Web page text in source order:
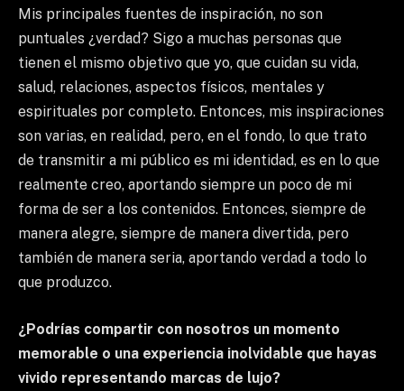
Mis principales fuentes de inspiración, no son
puntuales ¿verdad? Sigo a muchas personas que
tienen el mismo objetivo que yo, que cuidan su vida,
salud, relaciones, aspectos físicos, mentales y
espirituales por completo. Entonces, mis inspiraciones
son varias, en realidad, pero, en el fondo, lo que trato
de transmitir a mi público es mi identidad, es en lo que
realmente creo, aportando siempre un poco de mi
forma de ser a los contenidos. Entonces, siempre de
manera alegre, siempre de manera divertida, pero
también de manera seria, aportando verdad a todo lo
que produzco.
¿Podrías compartir con nosotros un momento
memorable o una experiencia inolvidable que hayas
vivido representando marcas de lujo?